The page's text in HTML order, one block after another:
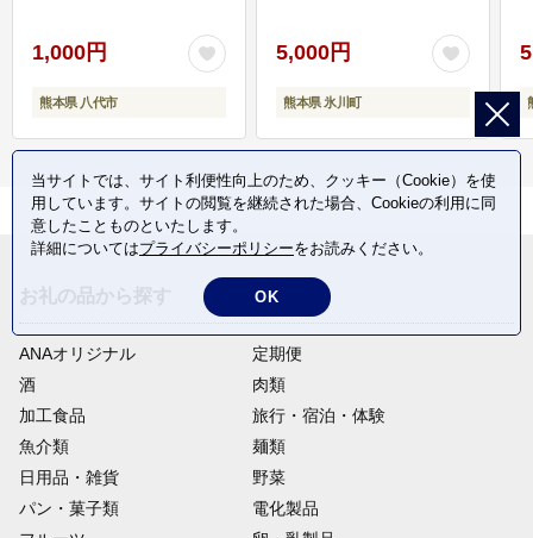
1,000円
熊本県 八代市
5,000円
熊本県 氷川町
ANAオリジナル
定期便
酒
肉類
加工食品
旅行・宿泊・体験
魚介類
麺類
日用品・雑貨
野菜
パン・菓子類
電化製品
当サイトでは、サイト利便性向上のため、クッキー（Cookie）を使
用しています。サイトの閲覧を継続された場合、Cookieの利用に同
意したことものといたします。
詳細についてはプライバシーポリシーをお読みください。
OK